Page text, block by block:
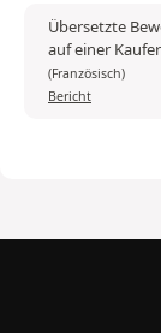
Übersetzte
auf einer
(Französisch)
Bericht